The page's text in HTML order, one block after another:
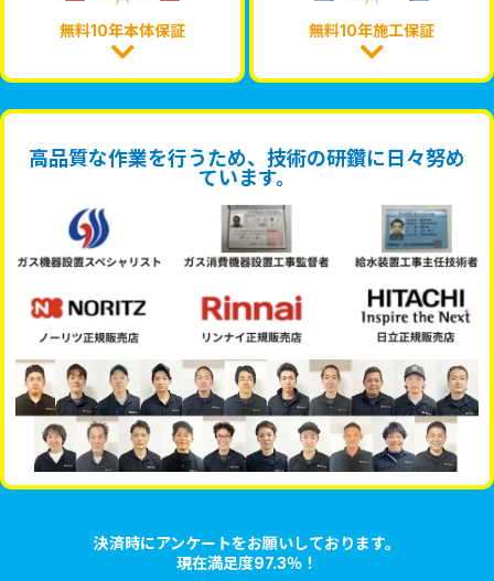
無料10年本体保証 無料10年施工保証
高品質な作業を行うため、技術の研鑽に日々努め
ています。
決済時にアンケートをお願いしております。
現在満足度97.3％！